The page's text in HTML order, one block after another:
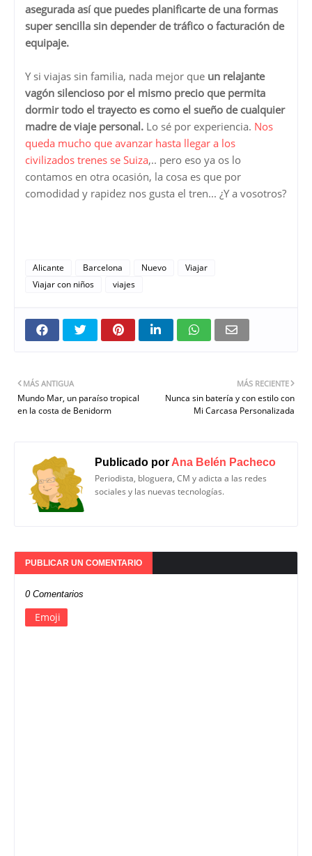
asegurada así que puedes planificarte de una formas
super sencilla sin depender de tráfico o facturación de
equipaje.
Y si viajas sin familia, nada mejor que un relajante
vagón silencioso por el mismo precio que permita
dormir todo el trayecto es como el sueño de cualquier
madre de viaje personal. Lo sé por experiencia. Nos
queda mucho que avanzar hasta llegar a los
civilizados trenes se Suiza,.. pero eso ya os lo
contamos en otra ocasión, la cosa es que por
comodidad y rapidez nos gusta el tren... ¿Y a vosotros?
Alicante Barcelona Nuevo
Viajar
Viajar con niños
viajes
MÁS RECIENTE
Nunca sin batería y con estilo con
Mi Carcasa Personalizada
MÁS ANTIGUA
Mundo Mar, un paraíso tropical
en la costa de Benidorm
Publicado por Ana Belén Pacheco
Periodista, bloguera, CM y adicta a las redes
sociales y las nuevas tecnologías.
PUBLICAR UN COMENTARIO
0 Comentarios
Emoji